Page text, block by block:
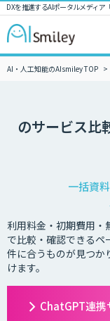
DXを推進するAIポータルメディア
AI・人工知能のAIsmiley TOP
のサービス比
一括資
利用料金・初期費用
で比較・確認できるペ
件に合うものが見つか
けます。
ChatGPT連携